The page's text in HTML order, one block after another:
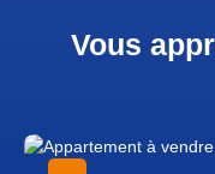
Vous